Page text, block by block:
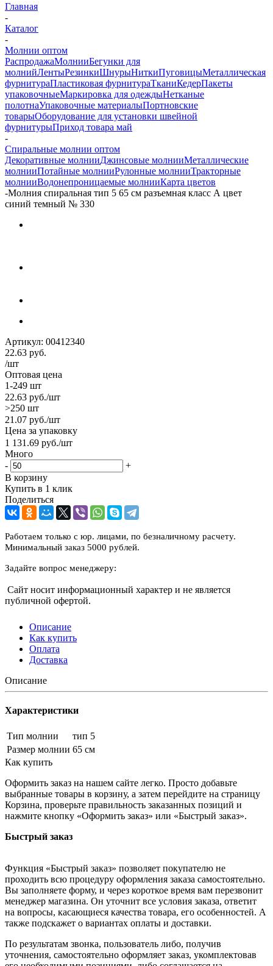
Главная
-
Каталог
-
Молнии оптом
РаспродажаМолнииБегунки для
молнийЛентыРезинкиШнурыНиткиПуговицыМеталлическая
фурнитураПластиковая фурнитураТканиКедерПакеты
упаковочныеМаркировка для одеждыНетканые
полотнаУпаковочные материалыПортновские
товарыОборудование для установки швейной
фурнитурыПриход товара май
-
Спиральные молнии оптом
Декоративные молнииДжинсовые молнииМеталлические
молнииПотайные молнииРулонные молнииТракторные
молнииВодонепроницаемые молнииКарта цветов
-Молния спиральная тип 5 65 см разъемная класс А цвет
синий темный № 330
Артикул: 00412340
22.63 руб.
/шт
Оптовая цена
1-249 шт
22.63 руб./шт
>250 шт
21.07 руб./шт
Цена за упаковку
1 131.69 руб./шт
Много
-
+
В корзину
Купить в 1 клик
Поделиться
Работаем только с юр. лицами, по безналичному расчету.
Минимальный заказ 5000 рублей.
Задайте вопрос менеджеру:
Сайт носит информационный характер и не является
публичной офертой.
Описание
Как купить
Оплата
Доставка
Описание
Характеристики
Тип молнии
тип 5
Размер молнии 65 см
Как купить
Оформить заказ на нашем сайте легко. Просто добавьте
выбранные товары в корзину, а затем перейдите на страницу
Корзина, проверьте правильность заказанных позиций и
нажмите кнопку «Оформить заказ» или «Быстрый заказ».
Быстрый заказ
Функция «Быстрый заказ» позволяет покупателю не
проходить всю процедуру оформления заказа самостоятельно.
Вы заполняете форму, и через короткое время вам перезвонит
менеджер магазина. Он уточнит все условия заказа, ответит
на вопросы, касающиеся качества товара, его особенностей. А
также подскажет о вариантах оплаты и доставки.
По результатам звонка, пользователь либо, получив
уточнения, самостоятельно оформляет заказ, укомплектовав